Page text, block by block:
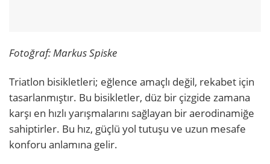
Fotoğraf: Markus Spiske
Triatlon bisikletleri; eğlence amaçlı değil, rekabet için
tasarlanmıştır. Bu bisikletler, düz bir çizgide zamana
karşı en hızlı yarışmalarını sağlayan bir aerodinamiğe
sahiptirler. Bu hız, güçlü yol tutuşu ve uzun mesafe
konforu anlamına gelir.